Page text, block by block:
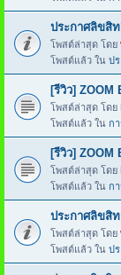
ประกาศลิขสิ
โพสต์ล่าสุด โดย
โพสต์แล้ว ใน ป
[รีวิว] ZOOM
โพสต์ล่าสุด โดย
โพสต์แล้ว ใน ก
[รีวิว] ZOOM
โพสต์ล่าสุด โดย
โพสต์แล้ว ใน ก
ประกาศลิขสิท
โพสต์ล่าสุด โดย
โพสต์แล้ว ใน ป